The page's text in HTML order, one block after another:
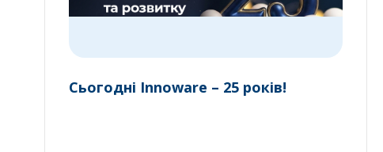
Сьогодні Innoware – 25 років!